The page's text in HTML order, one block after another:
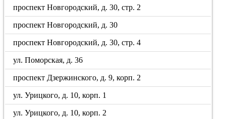
проспект Новгородский, д. 30, стр. 2
проспект Новгородский, д. 30
проспект Новгородский, д. 30, стр. 4
ул. Поморская, д. 36
проспект Дзержинского, д. 9, корп. 2
ул. Урицкого, д. 10, корп. 1
ул. Урицкого, д. 10, корп. 2